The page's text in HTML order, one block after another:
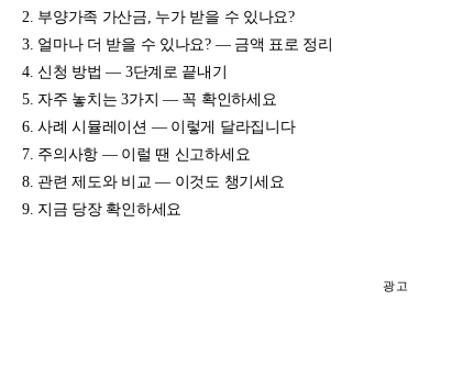
부양가족 가산금, 누가 받을 수 있나요?
얼마나 더 받을 수 있나요? — 금액 표로 정리
신청 방법 — 3단계로 끝내기
자주 놓치는 3가지 — 꼭 확인하세요
사례 시뮬레이션 — 이렇게 달라집니다
주의사항 — 이럴 땐 신고하세요
관련 제도와 비교 — 이것도 챙기세요
지금 당장 확인하세요
광고